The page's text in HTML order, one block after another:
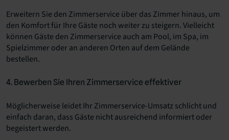
Erweitern Sie den Zimmerservice über das Zimmer hinaus, um
den Komfort für Ihre Gäste noch weiter zu steigern. Vielleicht
können Gäste den Zimmerservice auch am Pool, im Spa, im
Spielzimmer oder an anderen Orten auf dem Gelände
bestellen.
4. Bewerben Sie Ihren Zimmerservice effektiver
Möglicherweise leidet Ihr Zimmerservice-Umsatz schlicht und
einfach daran, dass Gäste nicht ausreichend informiert oder
begeistert werden.